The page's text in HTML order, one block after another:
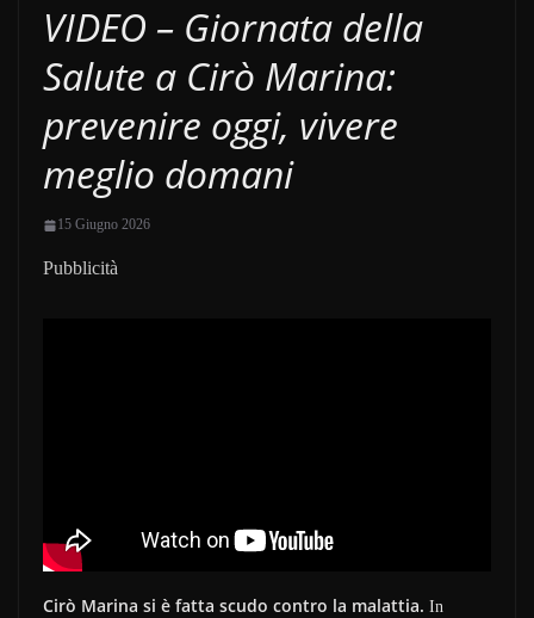
VIDEO – Giornata della
Salute a Cirò Marina:
prevenire oggi, vivere
meglio domani
15 Giugno 2026
Pubblicità
Cirò Marina si è fatta scudo contro la malattia. In